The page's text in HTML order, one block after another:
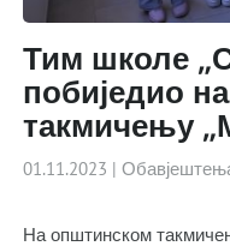
Тим школе
побиједио
такмичењу
01.11.2023 |
На општинском